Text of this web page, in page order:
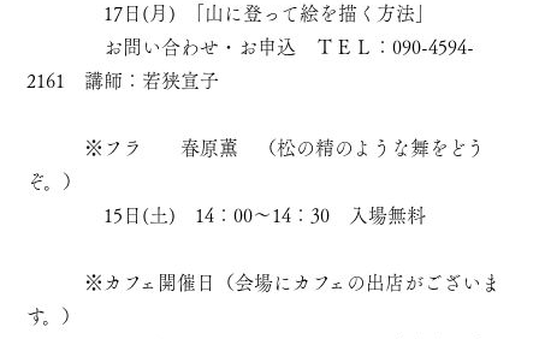
17日(月) ｢山に登って絵を描く方法｣
お問い合わせ・お申込 ＴＥＬ：090-4594-
2161 講師：若狭宣子
※フラ 春原薫 （松の精のような舞をどう
ぞ。）
15日(土) 14：00～14：30 入場無料
※カフェ開催日（会場にカフェの出店がございま
す。）